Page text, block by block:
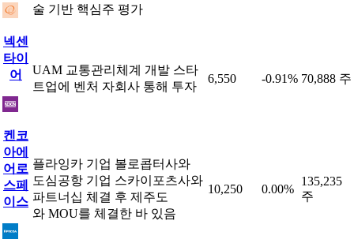
술 기반 핵심주 평가
넥센
타이
어
UAM 교통관리체계 개발 스타
트업에 벤처 자회사 통해 투자
6,550 -0.91% 70,888 주
켄코
아에
어로
스페
이스
플라잉카 기업 볼로콥터사와
도심공항 기업 스카이포츠사와
파트너십 체결 후 제주도
와 MOU를 체결한 바 있음
10,250 0.00%
135,235
주